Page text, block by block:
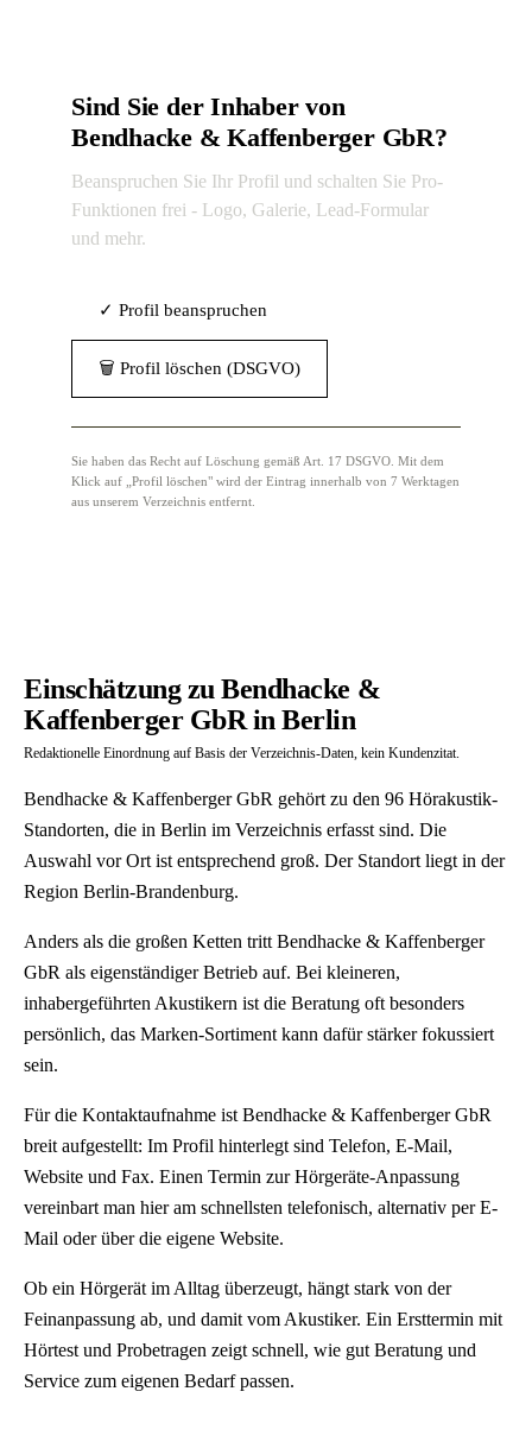
Sind Sie der Inhaber von
Bendhacke & Kaffenberger GbR?
Beanspruchen Sie Ihr Profil und schalten Sie Pro-
Funktionen frei - Logo, Galerie, Lead-Formular
und mehr.
✓ Profil beanspruchen
🗑 Profil löschen (DSGVO)
Sie haben das Recht auf Löschung gemäß Art. 17 DSGVO. Mit dem
Klick auf „Profil löschen" wird der Eintrag innerhalb von 7 Werktagen
aus unserem Verzeichnis entfernt.
Einschätzung zu Bendhacke &
Kaffenberger GbR in Berlin
Redaktionelle Einordnung auf Basis der Verzeichnis-Daten, kein Kundenzitat.
Bendhacke & Kaffenberger GbR gehört zu den 96 Hörakustik-
Standorten, die in Berlin im Verzeichnis erfasst sind. Die
Auswahl vor Ort ist entsprechend groß. Der Standort liegt in der
Region Berlin-Brandenburg.
Anders als die großen Ketten tritt Bendhacke & Kaffenberger
GbR als eigenständiger Betrieb auf. Bei kleineren,
inhabergeführten Akustikern ist die Beratung oft besonders
persönlich, das Marken-Sortiment kann dafür stärker fokussiert
sein.
Für die Kontaktaufnahme ist Bendhacke & Kaffenberger GbR
breit aufgestellt: Im Profil hinterlegt sind Telefon, E-Mail,
Website und Fax. Einen Termin zur Hörgeräte-Anpassung
vereinbart man hier am schnellsten telefonisch, alternativ per E-
Mail oder über die eigene Website.
Ob ein Hörgerät im Alltag überzeugt, hängt stark von der
Feinanpassung ab, und damit vom Akustiker. Ein Ersttermin mit
Hörtest und Probetragen zeigt schnell, wie gut Beratung und
Service zum eigenen Bedarf passen.